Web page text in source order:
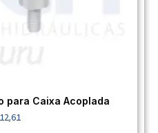
para Caixa Acoplada
12,61